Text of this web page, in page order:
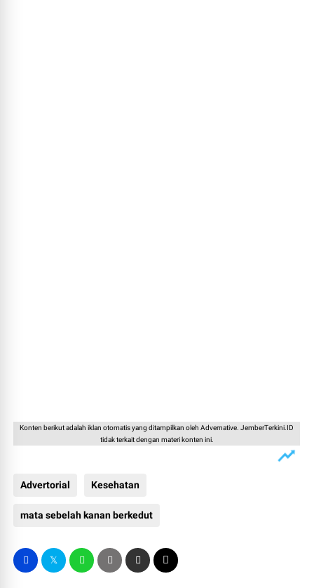
Konten berikut adalah iklan otomatis yang ditampilkan oleh Advernative. JemberTerkini.ID
tidak terkait dengan materi konten ini.
Advertorial Kesehatan
mata sebelah kanan berkedut